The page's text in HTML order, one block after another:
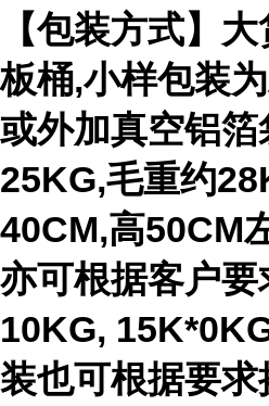
【包装方式】
板桶,小样包装
或外加真空铝
25KG,毛重约
40CM,高50CM
亦可根据客户要
10KG,
装也可根据要